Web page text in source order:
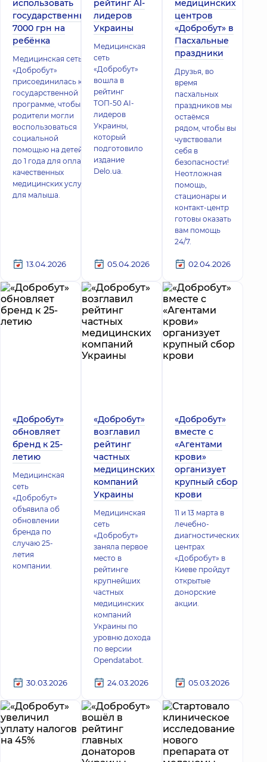
использовать
государственные
7000 грн на
ребёнка
Медицинская сеть
«Добробут»
присоединилась к
государственной
программе, чтобы
родители могли
воспользоваться
социальной
помощью на детей
до 1 года для оплаты
качественных
медицинских услуг
для малыша.
13.04.2026
рейтинг AI-
лидеров
Украины
Медицинская
сеть
«Добробут»
вошла в
рейтинг
ТОП-50 AI-
лидеров
Украины,
который
подготовило
издание
Delo.ua.
05.04.2026
медицинских
центров
«Добробут» в
Пасхальные
праздники
Друзья, во
время
пасхальных
праздников мы
остаёмся
рядом, чтобы вы
чувствовали
себя в
безопасности!
Неотложная
помощь,
стационары и
контакт-центр
готовы оказать
вам помощь
24/7.
02.04.2026
«Добробут»
обновляет
бренд к 25-
летию
Медицинская
сеть
«Добробут»
объявила об
обновлении
бренда по
случаю 25-
летия
компании.
30.03.2026
«Добробут»
возглавил
рейтинг
частных
медицинских
компаний
Украины
Медицинская
сеть
«Добробут»
заняла первое
место в
рейтинге
крупнейших
частных
медицинских
компаний
Украины по
уровню дохода
по версии
Opendatabot.
24.03.2026
«Добробут»
вместе с
«Агентами
крови»
организует
крупный сбор
крови
11 и 13 марта в
лечебно-
диагностических
центрах
«Добробут» в
Киеве пройдут
открытые
донорские
акции.
05.03.2026